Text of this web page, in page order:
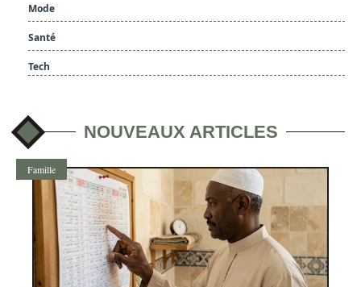
Mode
Santé
Tech
NOUVEAUX ARTICLES
Famille